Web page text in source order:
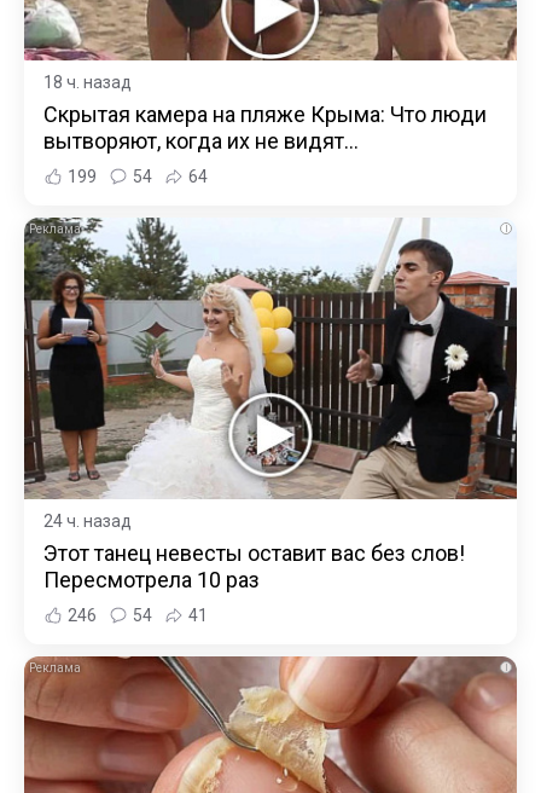
18 ч. назад
Скрытая камера на пляже Крыма: Что люди
вытворяют, когда их не видят...
199 54 64
i
24 ч. назад
Этот танец невесты оставит вас без слов!
Пересмотрела 10 раз
246 54 41
i